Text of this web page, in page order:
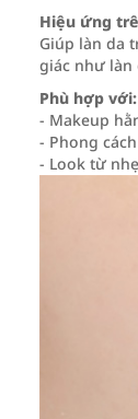
Hiệu ứng
Giúp làn da
giác như làn
Phù hợp với:
- Makeup
- Phong
- Look từ